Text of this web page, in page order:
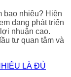
bao nhiêu? Hiện
đang phát triển
nhuận cao.
tư quan tâm và